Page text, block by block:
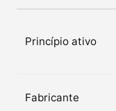
Princípio ativo
Fabricante